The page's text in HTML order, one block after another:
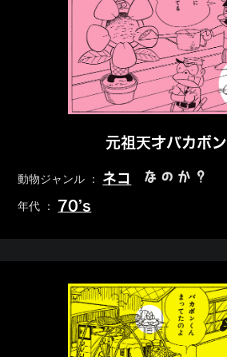
元祖天才バカボン
動物ジャンル ： ネコ なのか？
年代 ： 70’s